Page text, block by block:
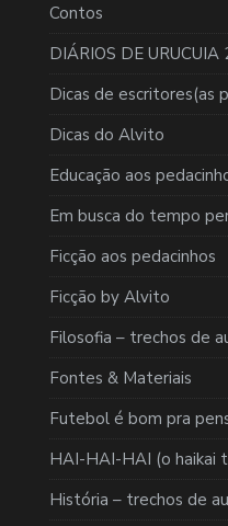
Contos
DIÁRIOS DE URUCUIA
Dicas de escritores(as
Dicas do Alvito
Educação aos
Em busca do tempo
Ficção aos pedacinhos
Ficção by Alvito
Filosofia – trechos de
Fontes & Materiais
Futebol é bom pra
HAI-HAI-HAI (o haikai
História – trechos de